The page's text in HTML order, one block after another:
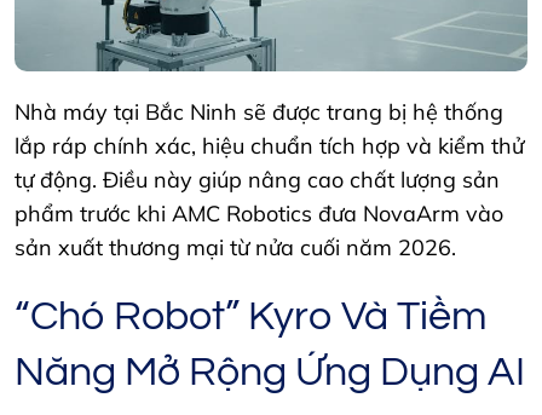
Nhà máy tại Bắc Ninh sẽ được trang bị hệ thống
lắp ráp chính xác, hiệu chuẩn tích hợp và kiểm thử
tự động. Điều này giúp nâng cao chất lượng sản
phẩm trước khi AMC Robotics đưa NovaArm vào
sản xuất thương mại từ nửa cuối năm 2026.
“Chó Robot” Kyro Và Tiềm
Năng Mở Rộng Ứng Dụng AI